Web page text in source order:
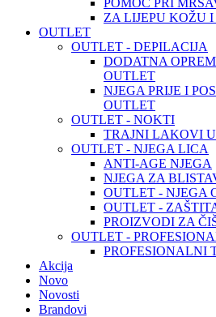
POMOĆ PRI
ZA LIJEPU KOŽU
OUTLET
OUTLET - DEPILACIJA
DODATNA
OUTLET
NJEGA PRIJE I
OUTLET
OUTLET - NOKTI
TRAJNI LAKOVI
OUTLET - NJEGA LICA
ANTI-AGE NJEGA
NJEGA ZA
OUTLET - NJEGA
OUTLET -
PROIZVODI ZA
OUTLET -
PROFESIONALNI
Akcija
Novo
Novosti
Brandovi